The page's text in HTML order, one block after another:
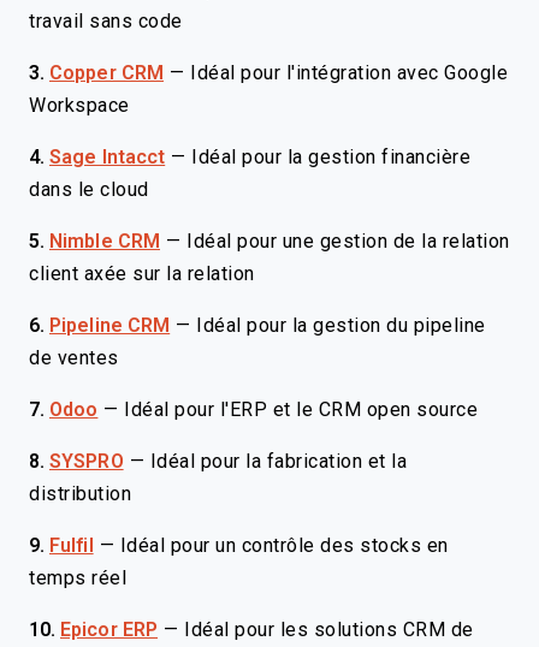
travail sans code
3. Copper CRM —
Idéal pour l'intégration avec Google
Workspace
4. Sage Intacct —
Idéal pour la gestion financière
dans le cloud
5. Nimble CRM —
Idéal pour une gestion de la relation
client axée sur la relation
6. Pipeline CRM —
Idéal pour la gestion du pipeline
de ventes
7. Odoo — Idéal pour l'ERP et le CRM open source
8. SYSPRO —
Idéal pour la fabrication et la
distribution
9. Fulfil —
Idéal pour un contrôle des stocks en
temps réel
10. Epicor ERP —
Idéal pour les solutions CRM de